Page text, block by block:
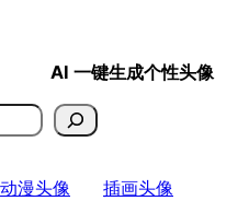
AI 一键生成个性头像
动漫头像 插画头像